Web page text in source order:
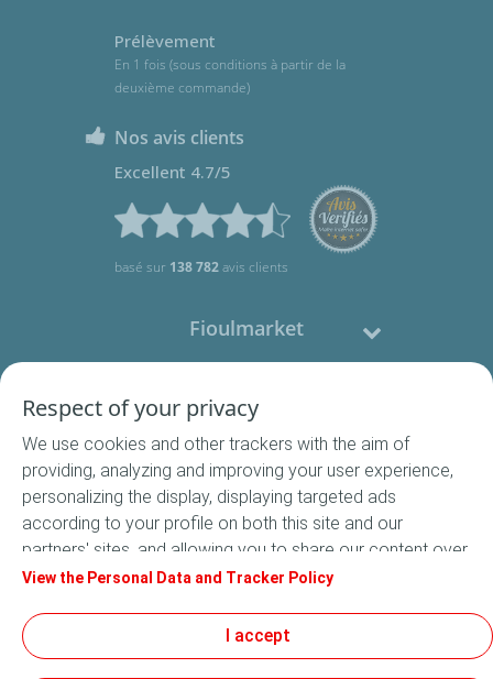
Prélèvement
En 1 fois (sous conditions à partir de la
deuxième commande)
Nos avis clients
Excellent 4.7/5
basé sur 138 782avis clients
Fioulmarket
Nous contacter
Suivez-nous
Conditions Générales de Vente
Respect of your privacy
We use cookies and other trackers with the aim of
providing, analyzing and improving your user experience,
personalizing the display, displaying targeted ads
according to your profile on both this site and our
partners' sites, and allowing you to share our content over
social media. In accordance with French legislation,
default. You can change your cookie settings at any time
by clicking on the "Manage my cookies" button. By clicking
View the Personal Data and Tracker Policy
I accept